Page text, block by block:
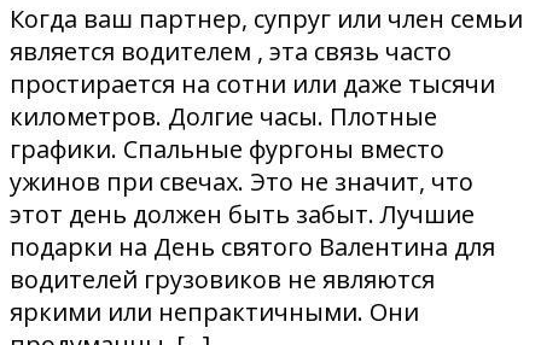
Когда ваш партнер, супруг или член семьи
является водителем , эта связь часто
простирается на сотни или даже тысячи
километров. Долгие часы. Плотные
графики. Спальные фургоны вместо
ужинов при свечах. Это не значит, что
этот день должен быть забыт. Лучшие
подарки на День святого Валентина для
водителей грузовиков не являются
яркими или непрактичными. Они